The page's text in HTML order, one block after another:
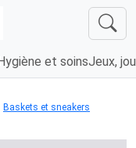
Hygiène et soinsJeux,
Baskets et sneakers